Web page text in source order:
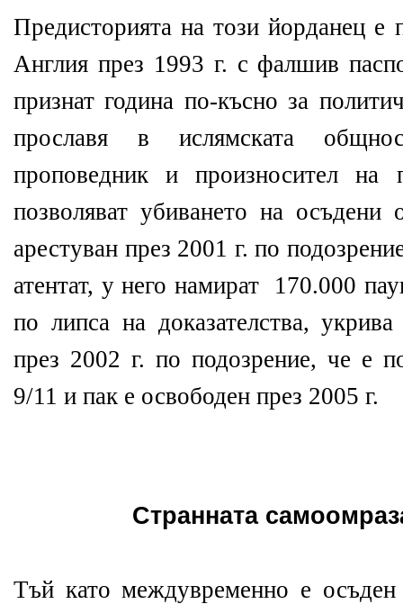
Предисторията на този йорданец е
Англия през 1993 г. с фалшив
признат година по-късно за
прославя в ислямската
проповедник и произносител на
позволяват убиването на осъдени
арестуван през 2001 г. по
атентат, у него намират 170.000
по липса на доказателства,
през 2002 г. по подозрение, че е
9/11 и пак е освободен през 2005 г.
Странната
Тъй като междувременно е